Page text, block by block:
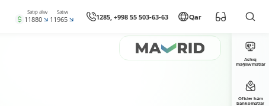
Satıp alıw
11880
Satıw
11965 1285, +998 55 503-63-63 Qar
Ashıq
maǵlıwmatlar
Ofisler hám
bankomatlar